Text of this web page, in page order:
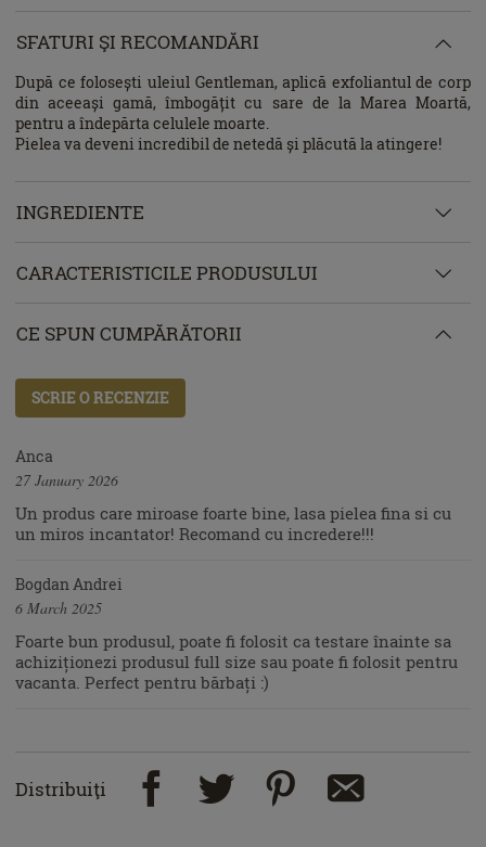
SFATURI ŞI RECOMANDĂRI
După ce folosești uleiul Gentleman, aplică exfoliantul de corp
din aceeași gamă, îmbogățit cu sare de la Marea Moartă,
pentru a îndepărta celulele moarte.
Pielea va deveni incredibil de netedă și plăcută la atingere!
INGREDIENTE
CARACTERISTICILE PRODUSULUI
CE SPUN CUMPĂRĂTORII
SCRIE O RECENZIE
Anca
27 January 2026
Un produs care miroase foarte bine, lasa pielea fina si cu
un miros incantator! Recomand cu incredere!!!
Bogdan Andrei
6 March 2025
Foarte bun produsul, poate fi folosit ca testare înainte sa
achiziționezi produsul full size sau poate fi folosit pentru
vacanta. Perfect pentru bărbați :)
Distribuiţi